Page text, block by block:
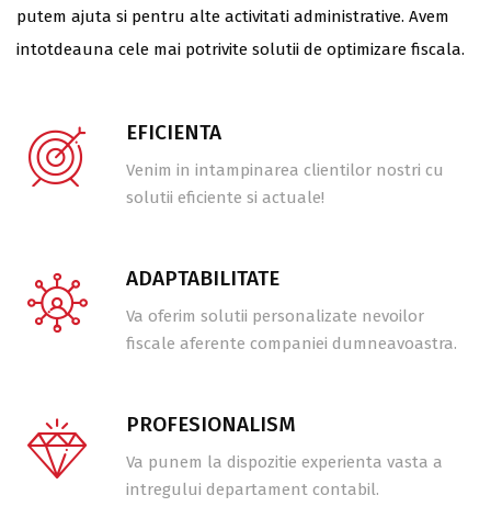
putem ajuta si pentru alte activitati administrative. Avem
intotdeauna cele mai potrivite solutii de optimizare fiscala.
EFICIENTA
Venim in intampinarea clientilor nostri cu
solutii eficiente si actuale!
ADAPTABILITATE
Va oferim solutii personalizate nevoilor
fiscale aferente companiei dumneavoastra.
PROFESIONALISM
Va punem la dispozitie experienta vasta a
intregului departament contabil.